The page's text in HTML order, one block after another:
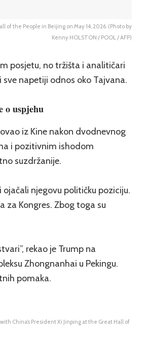
of the People in Beijing on May 14, 2026. (Photo by
Kenny HOLSTON / POOL / AFP)
posjetu, no tržišta i analitičari
napetiji odnos oko Tajvana.
o uspjehu
iz Kine nakon dvodnevnog
i pozitivnim ishodom
suzdržanije.
njegovu političku poziciju.
za Kongres. Zbog toga su
rekao je Trump na
Zhongnanhai u Pekingu.
pomaka.
China’s President Xi Jinping at the Great Hall of